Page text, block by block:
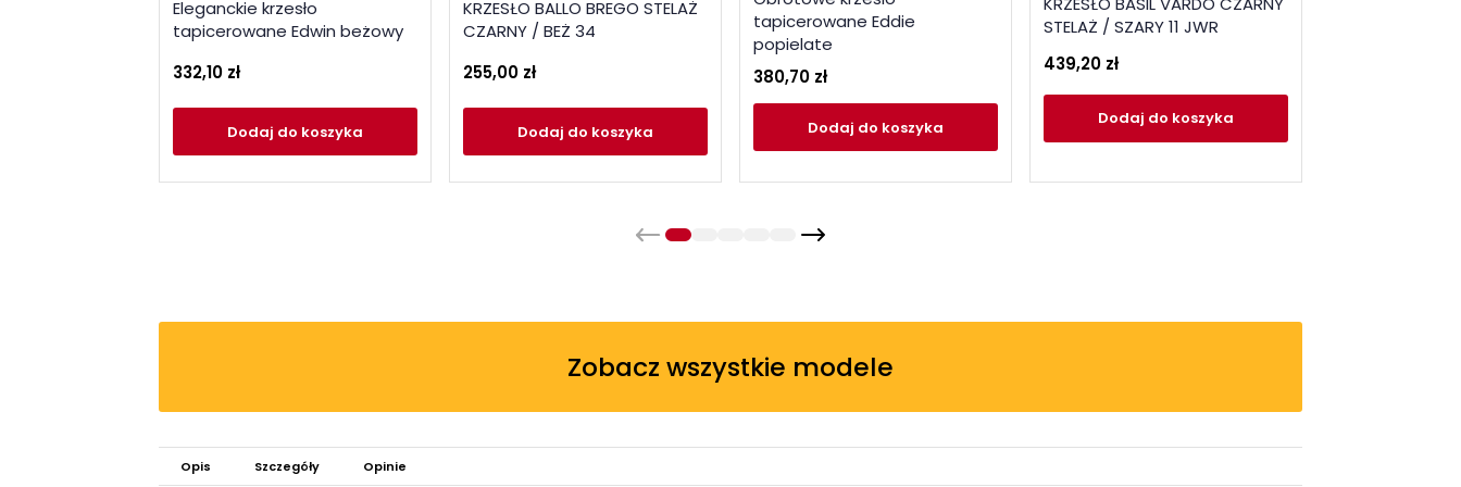
Eleganckie krzesło
tapicerowane Edwin beżowy
332,10 zł
Dodaj do koszyka
KRZESŁO BALLO BREGO STELAŻ
CZARNY / BEŻ 34
255,00 zł
Dodaj do koszyka
tapicerowane Eddie
popielate
380,70 zł
Dodaj do koszyka
STELAŻ / SZARY 11 JWR
439,20 zł
Dodaj do koszyka
Zobacz wszystkie modele
Opis Szczegóły Opinie